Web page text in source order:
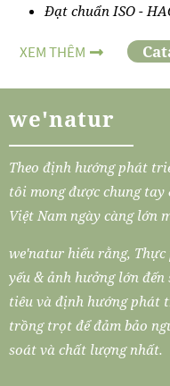
Đạt chuẩn ISO -
XEM THÊM
we'natur
Theo định hướng phát
tôi mong được chung tay
Việt Nam ngày càng lớn
we'natur hiểu rằng,
yếu & ảnh hưởng lớn
tiêu và định hướng phát
trồng trọt để đảm bảo
soát và chất lượng nhất.